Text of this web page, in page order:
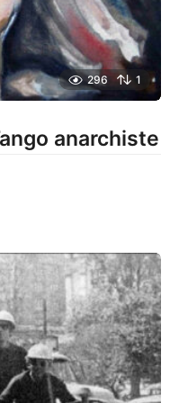
296 1
anarchiste